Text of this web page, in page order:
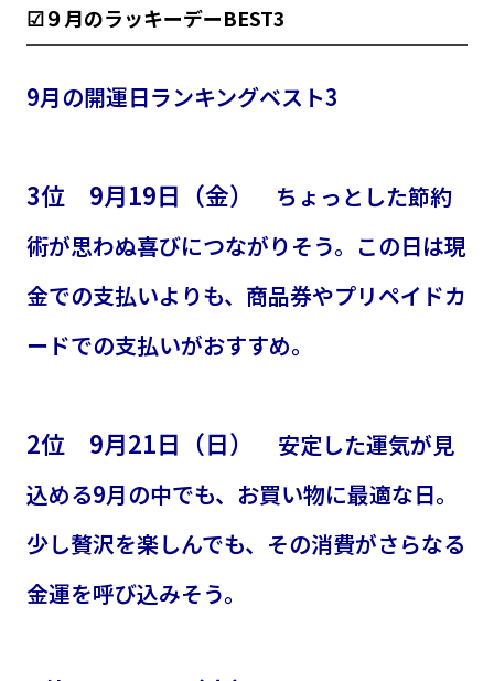
☑９月のラッキーデーBEST3
9月の開運日ランキングベスト3
3位 9月19日（金）
ちょっとした節約
術が思わぬ喜びにつながりそう。この日は現
金での支払いよりも、商品券やプリペイドカ
ードでの支払いがおすすめ。
2位 9月21日（日） 安定した運気が見
込める9月の中でも、お買い物に最適な日。
少し贅沢を楽しんでも、その消費がさらなる
金運を呼び込みそう。